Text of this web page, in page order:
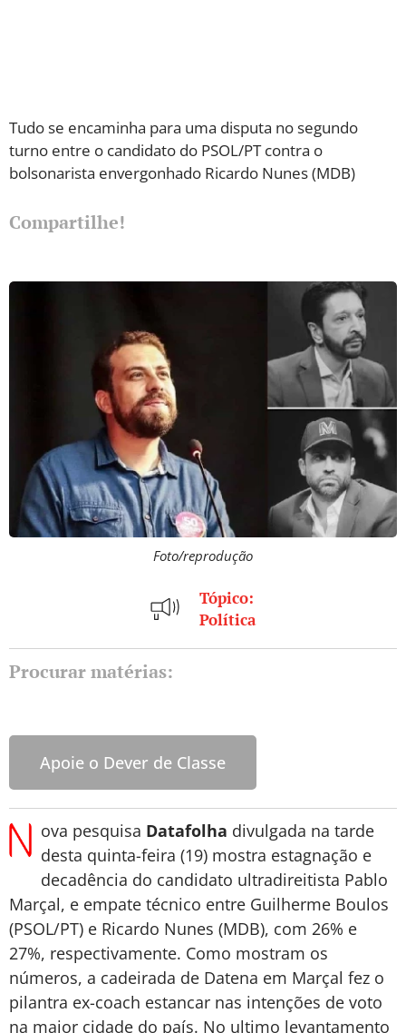
Tudo se encaminha para uma disputa no segundo
turno entre o candidato do PSOL/PT contra o
bolsonarista envergonhado Ricardo Nunes (MDB)
Compartilhe!
Foto/reprodução
Tópico:
Política
Procurar matérias:
Apoie o Dever de Classe
ova pesquisa Datafolha divulgada na tarde
desta quinta-feira (19) mostra estagnação e
decadência do candidato ultradireitista Pablo
Marçal, e empate técnico entre Guilherme Boulos
(PSOL/PT) e Ricardo Nunes (MDB), com 26% e
27%, respectivamente. Como mostram os
números, a cadeirada de Datena em Marçal fez o
pilantra ex-coach estancar nas intenções de voto
na maior cidade do país. No ultimo levantamento